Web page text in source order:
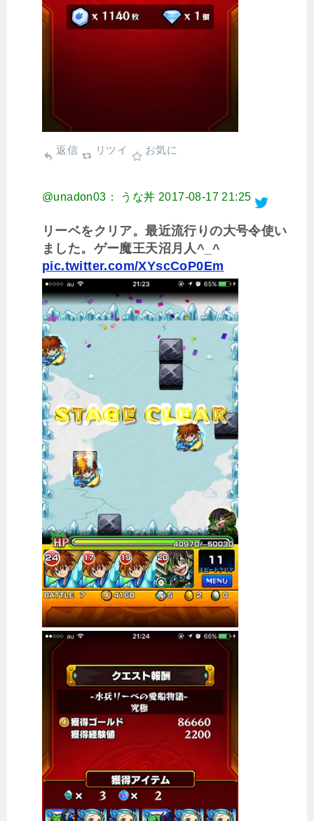
返信 リツイ お気に
@unadon03： うな丼 2017-08-17 21:25
リーベをクリア。最近流行りの大号令使い
ました。ゲー魔王天沼月人^_^
pic.twitter.com/XYscCoP0Em